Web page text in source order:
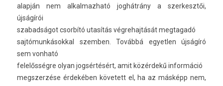
alapján nem al­kal­mazható joghátrány a szer­kesztői,
újságírói
szabad­ságot csorbító utasítás vég­rehaj­tását meg­tagadó
saj­tómun­kásokk­al szemb­en. Továbbá egyetl­en újságíró
sem von­ható
felelősségre olyan jogsértésért, amit közérdekű in­for­máció
megszer­zése érdekében követett el, ha az másképp nem,